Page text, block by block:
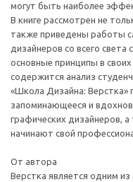
могут быть наиболее
В книге рассмотрен не
также приведены работы
дизайнеров со всего света
основные принципы в
содержится анализ
«Школа Дизайна: Верстка»
запоминающееся и
графических дизайнеров,
начинают свой
От автора
Верстка является одним